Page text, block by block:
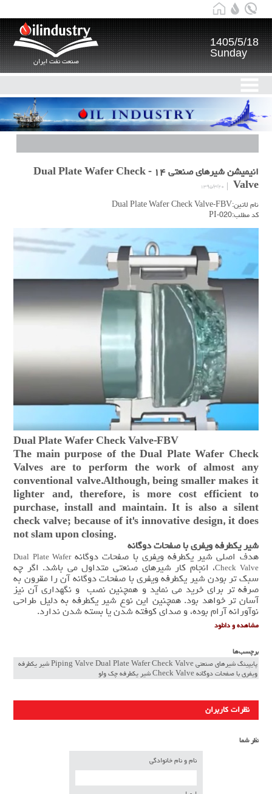
صنعت نفت ایران
1405/5/18
Sunday
انیمیشن شیرهای صنعتی ۱۴ - Dual Plate Wafer Check
Valve
۱۳۹۵/۳/۲۰
نام لاتین:Dual Plate Wafer Check Valve-FBV
کد مطلب:PI-020
Dual Plate Wafer Check Valve-FBV
The main purpose of the Dual Plate Wafer Check
Valves are to perform the work of almost any
conventional valve.Although, being smaller makes it
lighter and, therefore, is more cost efficient to
purchase, install and maintain. It is also a silent
check valve; because of it's innovative design, it does
not slam upon closing.
شیر یکطرفه ویفری با صفحات دوگانه
هدف اصلی شیر یکطرفه ویفری با صفحات دوگانهDual Plate Wafer
Check Valve، انجام کار شیرهای صنعتی متداول می باشد. اگر چه
سبک تر بودن شیر یکطرفه ویفری با صفحات دوگانه آن را مقرون به
صرفه تر برای خرید می نماید و همچنین نصب و نگهداری آن نیز
آسان تر خواهد بود. همچنین این نوع شیر یکطرفه به دلیل طراحی
نوآورانه آرام بوده، و صدای کوفته شدن یا بسته شدن ندارد.
مشاهده و دانلود
برچسب‌ها
پایپینگ شیرهای صنعتی Piping Valve Dual Plate Wafer Check Valve شیر یکطرفه
ویفری با صفحات دوگانه Check Valve شیر یکطرفه چک ولو
نظرات کاربران
نظر شما
نام و نام خانوادگی